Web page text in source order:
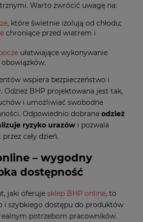
Warto zwrócić uwagę na:
, które świetnie izolują od chłodu;
chroniące przed wiatrem i
ułatwiające wykonywanie
wspiera bezpieczeństwo i
Odzież BHP projektowana jest tak,
i umożliwiać swobodne
Odpowiednio dobrana odzież
ryzyko urazów i pozwala
cały dzień.
– wygodny
dostępność
jaki oferuje sklep BHP online, to
i szybkiego dostępu do produktów
potrzebom pracowników.